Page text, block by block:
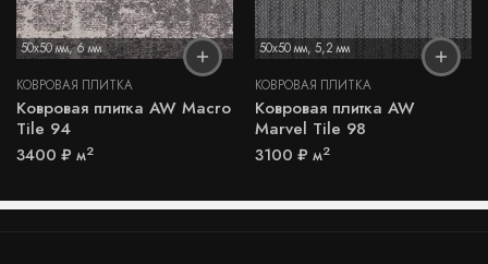
50x50 мм,6 мм
КОВРОВАЯ ПЛИТКА
Ковровая плитка AW Macro
Tile 94
3400 ₽ м2
50x50 мм,5,2 мм
КОВРОВАЯ ПЛИТКА
Ковровая плитка AW
Marvel Tile 98
3100 ₽ м2